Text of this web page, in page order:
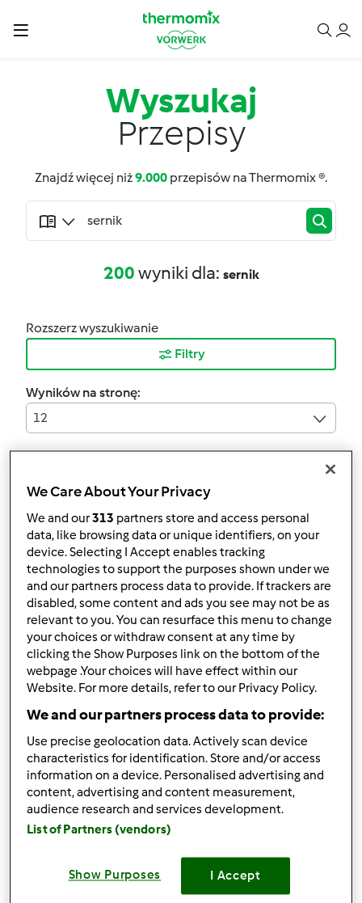
Wyszukaj
Przepisy
Znajdź więcej niż9.000 przepisów na Thermomix ®.
200wyniki dla: sernik
Rozszerz wyszukiwanie
Filtry
Wyników na stronę:
12
Sortuj po:
DIETETYCZNY SERNIK /
DIETA DUKANA
przezGość
1 0 -- -- 1h 10min
Sernik z rosą
przezGość
0 0 Średni 16 1h 20min
sernik gotowany
We Care About Your Privacy
We and our313 partners store and access personal
data, like browsing data or unique identifiers, on your
device. Selecting I Accept enables tracking
technologies to support the purposes shown under we
and our partners process data to provide. If trackers are
disabled, some content and ads you see may not be as
relevant to you. You can resurface this menu to change
your choices or withdraw consent at any time by
clicking the Show Purposes link on the bottom of the
webpage .Your choices will have effect within our
Website. For more details, refer to our Privacy Policy.
We and our partners process data to provide:
Use precise geolocation data. Actively scan device
characteristics for identification. Store and/or access
information on a device. Personalised advertising and
content, advertising and content measurement,
audience research and services development.
List of Partners (vendors)
Show Purposes I Accept